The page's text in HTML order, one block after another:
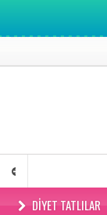
Yemediniz
DIYET TATLILAR